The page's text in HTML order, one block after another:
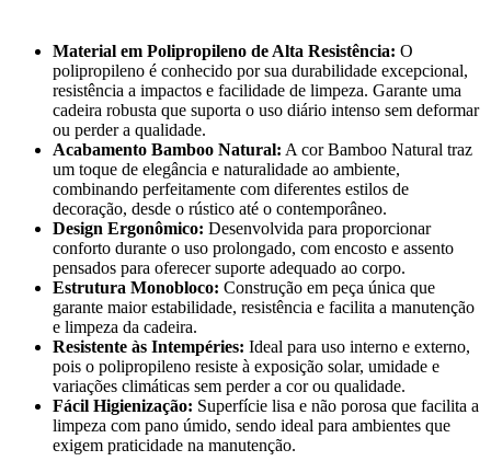
Material em Polipropileno de Alta Resistência: O
polipropileno é conhecido por sua durabilidade excepcional,
resistência a impactos e facilidade de limpeza. Garante uma
cadeira robusta que suporta o uso diário intenso sem deformar
ou perder a qualidade.
Acabamento Bamboo Natural: A cor Bamboo Natural traz
um toque de elegância e naturalidade ao ambiente,
combinando perfeitamente com diferentes estilos de
decoração, desde o rústico até o contemporâneo.
Design Ergonômico: Desenvolvida para proporcionar
conforto durante o uso prolongado, com encosto e assento
pensados para oferecer suporte adequado ao corpo.
Estrutura Monobloco: Construção em peça única que
garante maior estabilidade, resistência e facilita a manutenção
e limpeza da cadeira.
Resistente às Intempéries: Ideal para uso interno e externo,
pois o polipropileno resiste à exposição solar, umidade e
variações climáticas sem perder a cor ou qualidade.
Fácil Higienização: Superfície lisa e não porosa que facilita a
limpeza com pano úmido, sendo ideal para ambientes que
exigem praticidade na manutenção.